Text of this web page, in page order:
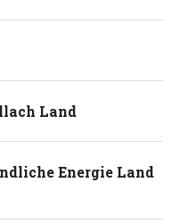
Land
Energie Land